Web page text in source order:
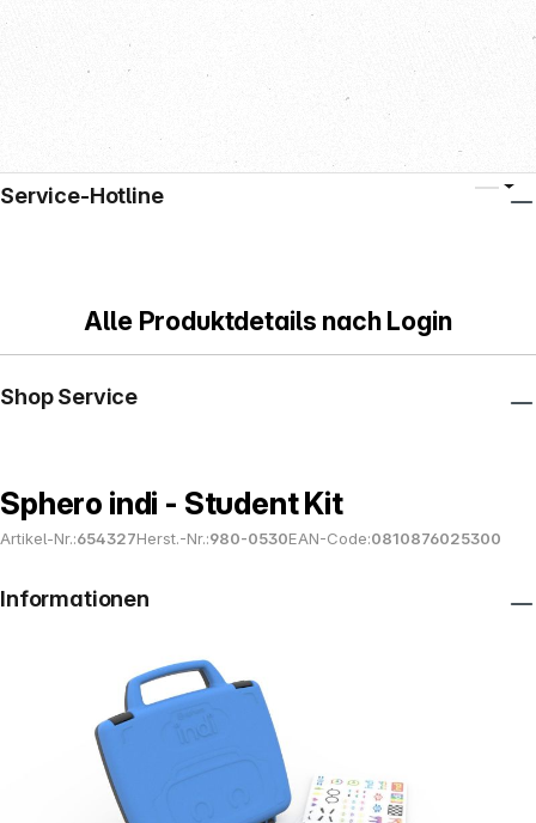
Alle Produktdetails nach Login
Sphero indi - Student Kit
Artikel-Nr.:654327Herst.-Nr.:980-0530EAN-Code:0810876025300
Service-Hotline
Shop Service
Informationen